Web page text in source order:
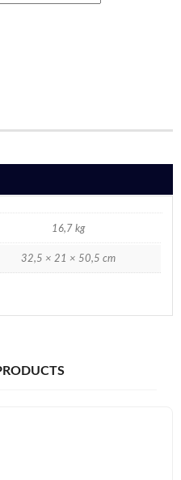
16,7 kg
32,5 × 21 × 50,5 cm